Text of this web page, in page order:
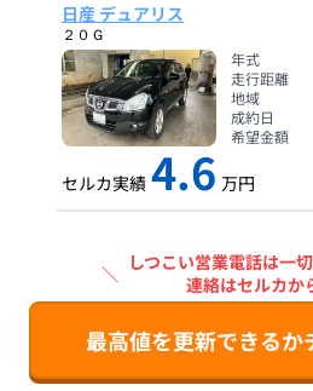
日産 デュアリス
２０Ｇ
年式
走行距離
地域
成約日
希望金額
セルカ実績 4.6 万円
＼ しつこい営業電話は一
連絡はセルカか
最高値を更新できるか